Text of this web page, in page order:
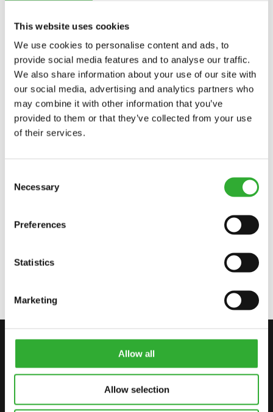
This website uses cookies
We use cookies to personalise content and ads, to
provide social media features and to analyse our traffic.
We also share information about your use of our site with
our social media, advertising and analytics partners who
may combine it with other information that you’ve
provided to them or that they’ve collected from your use
of their services.
Selection
Necessary
Preferences
Statistics
Marketing
Allow all
Allow selection
DOSTĘPNE OPCJE
HYDRAULIC ATTACHMENT COUPLING PLATE, 500-600, E500
A460242
SKONTAKTUJ SIĘ Z NAMI
ZACZNIJ SWOJĄ PRZYGODĘ Z
AVANT